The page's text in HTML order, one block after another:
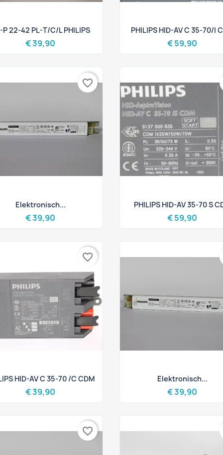
Snel bekijken
P 22-42 PL-T/C/L PHILIPS
€ 39,90
Snel bekijken
PHILIPS HID-AV C 35-70/I
€ 59,90
Snel bekijken
Elektronisch...
€ 39,90
favorite_border
Snel bekijken
PHILIPS HID-AV 35-70 S
€ 59,90
Snel bekijken
HID-AV C 35-70 /C CDM
€ 39,90
favorite_border
Snel bekijken
Elektronisch...
€ 39,90
favorite_border